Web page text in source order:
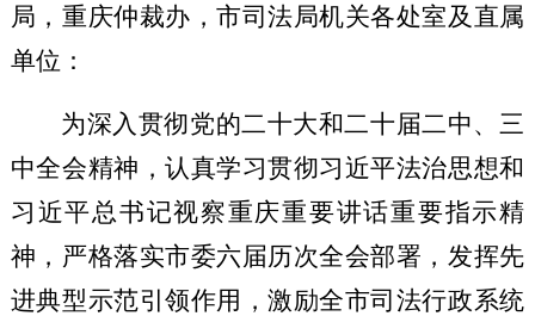
局，重庆仲裁办，市司法局机关各处室及直属
单位 ：
为深入贯彻党的二十大和二十届二中、三
中全会精神，认真学习贯彻习近平法治思想和
习近平总书记视察重庆重要讲话重要指示精
神，严格落实市委六届历次全会部署，发挥先
进典型示范引领作用，激励全市司法行政系统